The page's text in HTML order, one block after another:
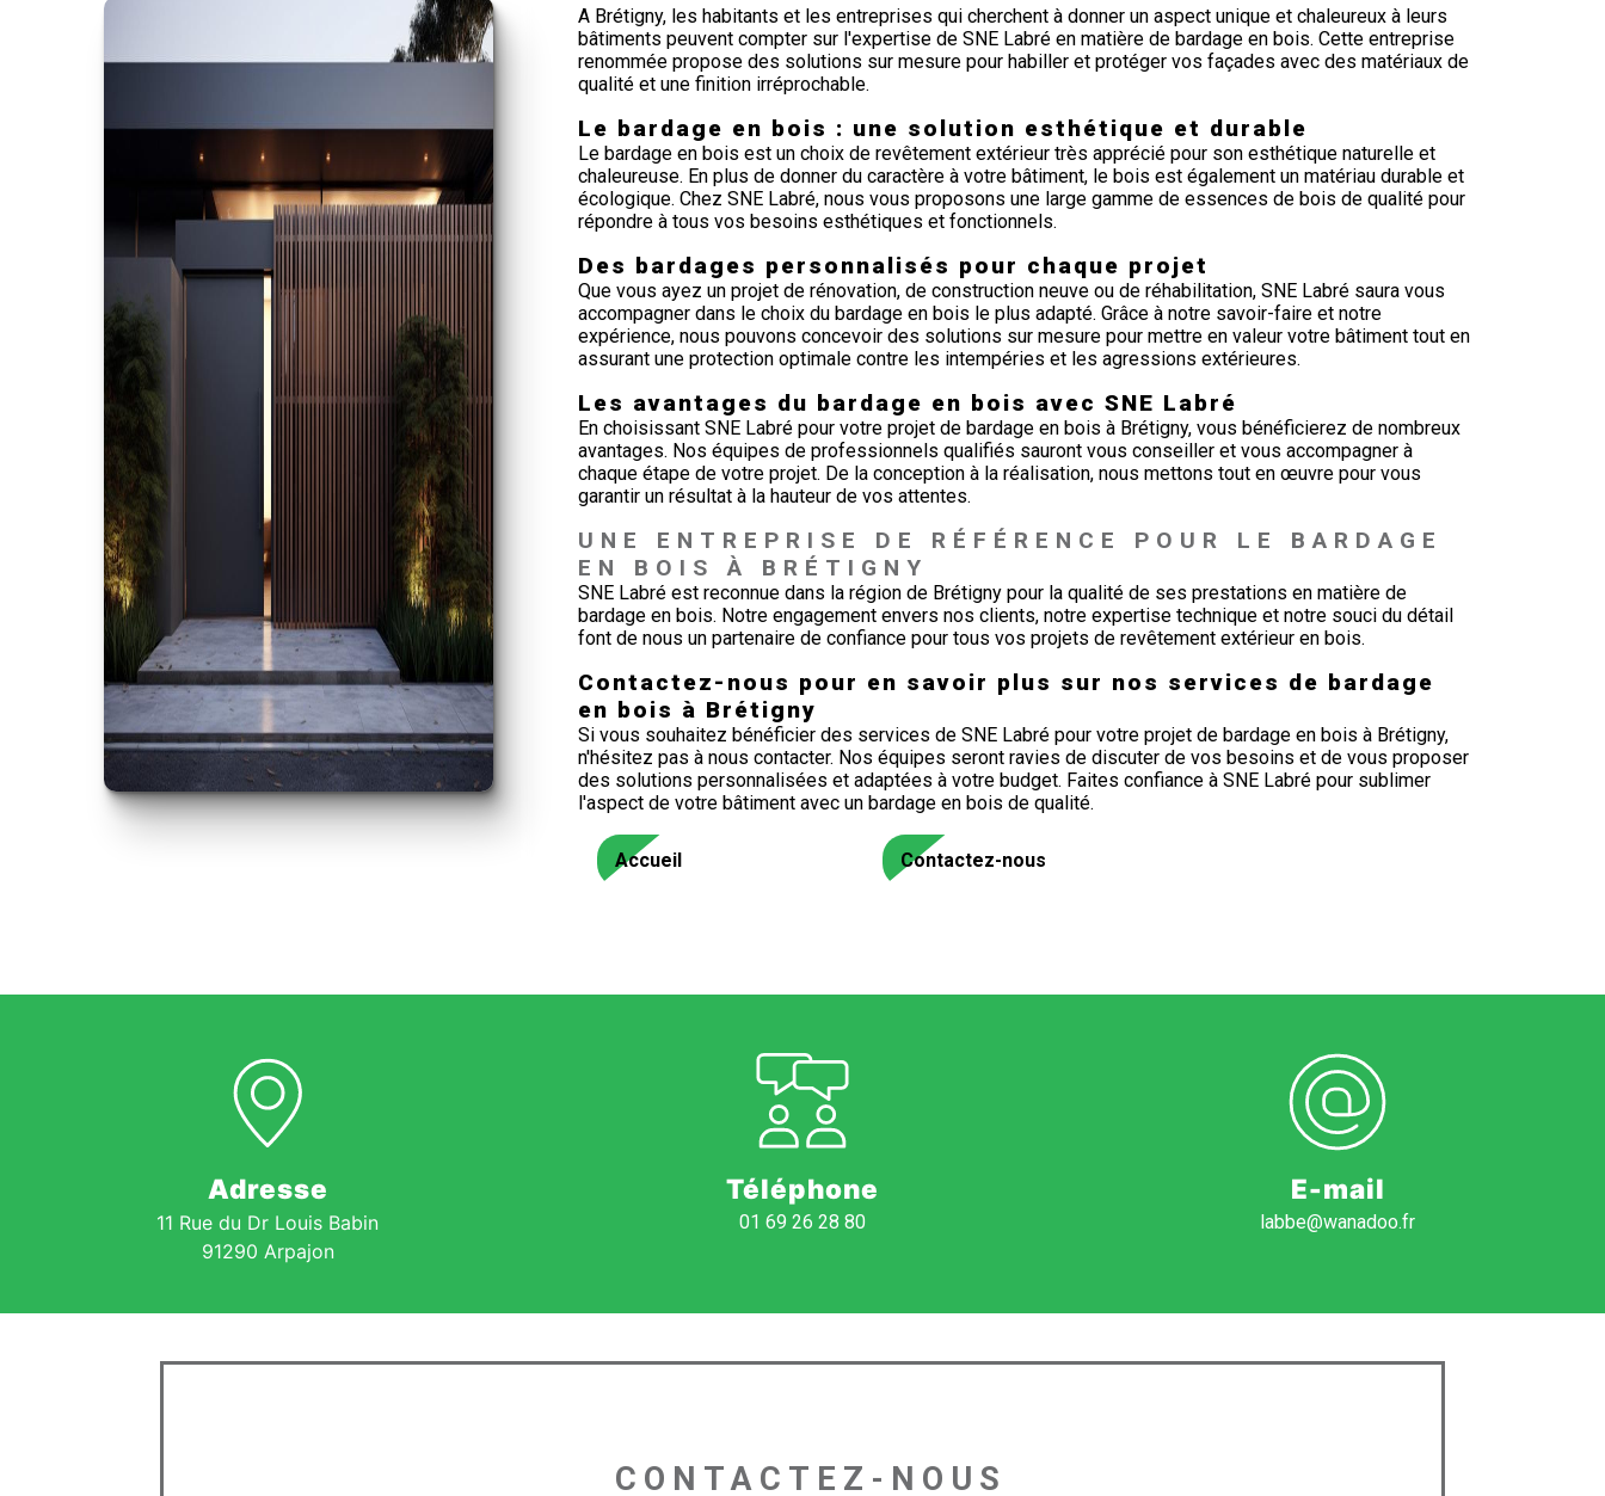
A Brétigny, les habitants et les entreprises qui cherchent à donner un aspect unique et chaleureux à leurs
bâtiments peuvent compter sur l'expertise de SNE Labré en matière de bardage en bois. Cette entreprise
renommée propose des solutions sur mesure pour habiller et protéger vos façades avec des matériaux de
qualité et une finition irréprochable.
Le bardage en bois : une solution esthétique et durable
Le bardage en bois est un choix de revêtement extérieur très apprécié pour son esthétique naturelle et
chaleureuse. En plus de donner du caractère à votre bâtiment, le bois est également un matériau durable et
écologique. Chez SNE Labré, nous vous proposons une large gamme de essences de bois de qualité pour
répondre à tous vos besoins esthétiques et fonctionnels.
Des bardages personnalisés pour chaque projet
Que vous ayez un projet de rénovation, de construction neuve ou de réhabilitation, SNE Labré saura vous
accompagner dans le choix du bardage en bois le plus adapté. Grâce à notre savoir-faire et notre
expérience, nous pouvons concevoir des solutions sur mesure pour mettre en valeur votre bâtiment tout en
assurant une protection optimale contre les intempéries et les agressions extérieures.
Les avantages du bardage en bois avec SNE Labré
En choisissant SNE Labré pour votre projet de bardage en bois à Brétigny, vous bénéficierez de nombreux
avantages. Nos équipes de professionnels qualifiés sauront vous conseiller et vous accompagner à
chaque étape de votre projet. De la conception à la réalisation, nous mettons tout en œuvre pour vous
garantir un résultat à la hauteur de vos attentes.
UNE ENTREPRISE DE RÉFÉRENCE POUR LE BARDAGE
EN BOIS À BRÉTIGNY
SNE Labré est reconnue dans la région de Brétigny pour la qualité de ses prestations en matière de
bardage en bois. Notre engagement envers nos clients, notre expertise technique et notre souci du détail
font de nous un partenaire de confiance pour tous vos projets de revêtement extérieur en bois.
Contactez-nous pour en savoir plus sur nos services de bardage
en bois à Brétigny
Si vous souhaitez bénéficier des services de SNE Labré pour votre projet de bardage en bois à Brétigny,
n'hésitez pas à nous contacter. Nos équipes seront ravies de discuter de vos besoins et de vous proposer
des solutions personnalisées et adaptées à votre budget. Faites confiance à SNE Labré pour sublimer
l'aspect de votre bâtiment avec un bardage en bois de qualité.
Accueil Contactez-nous
Adresse
11 Rue du Dr Louis Babin
91290 Arpajon
Téléphone
01 69 26 28 80
E-mail
labbe@wanadoo.fr
CONTACTEZ-NOUS